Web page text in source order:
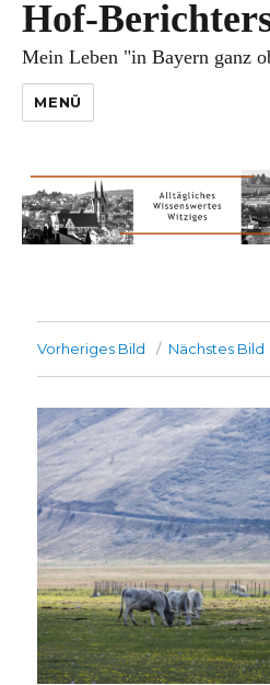
Hof-
Mein Leben "in Bayern ganz
MENÜ
Vorheriges Bild Nächstes Bild